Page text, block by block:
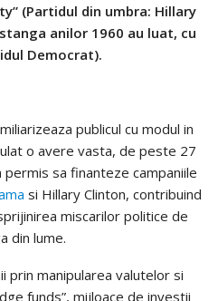
(Partidul din umbra: Hillary
anilor 1960 au luat, cu
Democrat).
publicul cu modul in
o avere vasta, de peste 27
sa finanteze campaniile
si Hillary Clinton, contribuind
miscarilor politice de
din lume.
prin manipularea valutelor si
funds”, mijloace de investii